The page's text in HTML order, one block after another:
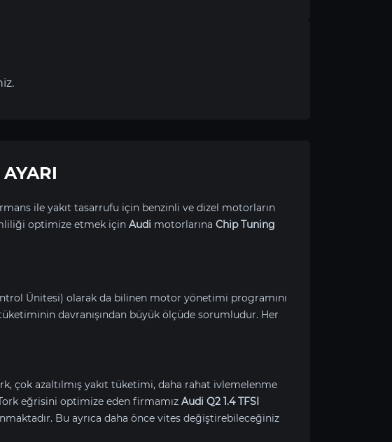
ile yakıt tasarrufu için benzinli ve dizel motorların
optimize etmek için Audi motorlarına Chip Tuning
Ünitesi) olarak da bilinen motor yönetimi programını
davranışından büyük ölçüde sorumludur. Her
çok azaltılmış yakıt tüketimi, daha rahat ivlemelenme
eğrisini optimize eden firmamız Audi Q2 1.4 TFSI
Bu ayrıca daha önce vites değiştirebileceğiniz